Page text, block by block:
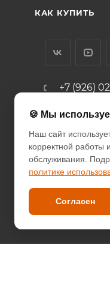
КАК КУПИТЬ
+7 (926)
г.
14/9,
🍪 Мы
Наш сайт
корректной работы
обслуживания.
политике
Согласен